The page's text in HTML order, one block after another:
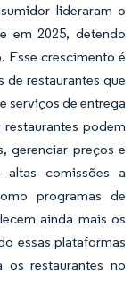
lideraram o
em 2025, detendo
Esse crescimento é
de restaurantes que
serviços de entrega
podem
gerenciar preços e
comissões a
programas de
ainda mais os
essas plataformas
os restaurantes no